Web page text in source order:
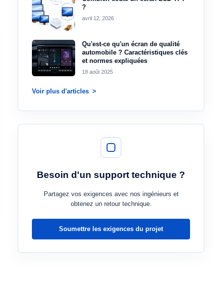
?
avril 12, 2026
Qu'est-ce qu'un écran de qualité
automobile ? Caractéristiques clés
et normes expliquées
18 août 2025
Voir plus d'articles
Besoin d'un support technique ?
Partagez vos exigences avec nos ingénieurs et
obtenez un retour technique.
Soumettre les exigences du projet